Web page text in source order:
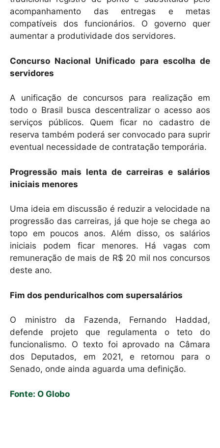
acompanhamento das entregas e metas
compatíveis dos funcionários. O governo quer
aumentar a produtividade dos servidores.
Concurso Nacional Unificado para escolha de
servidores
A unificação de concursos para realização em
todo o Brasil busca descentralizar o acesso aos
serviços públicos. Quem ficar no cadastro de
reserva também poderá ser convocado para suprir
eventual necessidade de contratação temporária.
Progressão mais lenta de carreiras e salários
iniciais menores
Uma ideia em discussão é reduzir a velocidade na
progressão das carreiras, já que hoje se chega ao
topo em poucos anos. Além disso, os salários
iniciais podem ficar menores. Há vagas com
remuneração de mais de R$ 20 mil nos concursos
deste ano.
Fim dos penduricalhos com supersalários
O ministro da Fazenda, Fernando Haddad,
defende projeto que regulamenta o teto do
funcionalismo. O texto foi aprovado na Câmara
dos Deputados, em 2021, e retornou para o
Senado, onde ainda aguarda uma definição.
Fonte: O Globo